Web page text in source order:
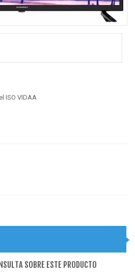
ISO VIDAA
SOBRE ESTE PRODUCTO